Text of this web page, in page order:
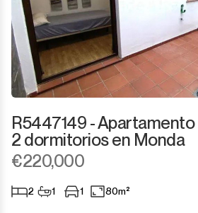
San Roque Club
Selwo
Sotogrande
Sotogrande Alto
Sotogrande Costa
Sotogrande Marina
R5447149 -
2 dormitorios en Monda
€220,000
2 1 1 80m²